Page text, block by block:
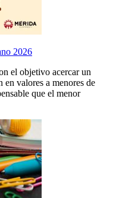
2026
el objetivo acercar un
valores a menores de
que el menor